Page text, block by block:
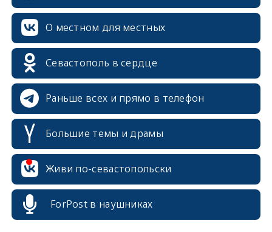
О местном для местных
Севастополь в сердце
Раньше всех и прямо в телефон
Большие темы и драмы
Живи по-севастопольски
ForPost в наушниках